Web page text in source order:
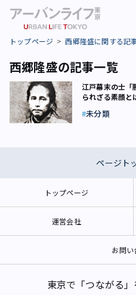
トップページ 西郷隆盛に関する記
西郷隆盛の記事一覧
江戸幕末の士「
られざる素顔と
未分類
ページト
トップページ
運営会社
お問い
東京で「つながる